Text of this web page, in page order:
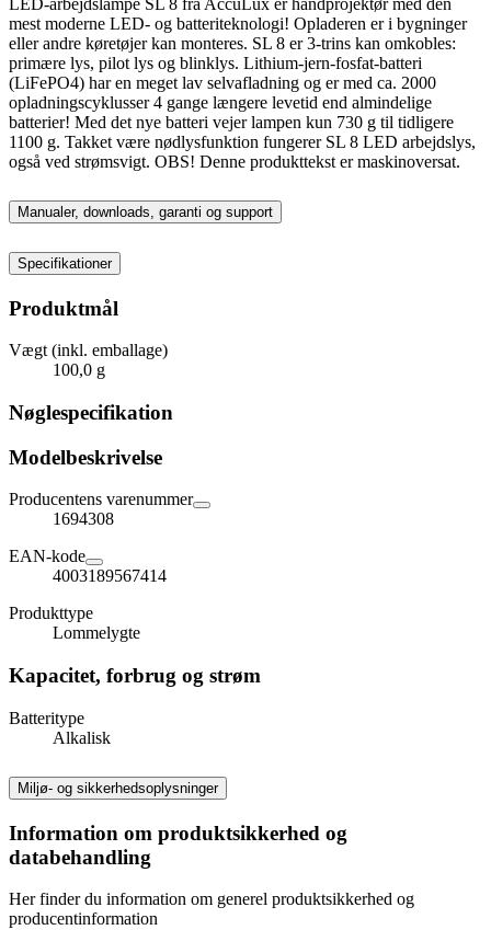
mest moderne LED- og batteriteknologi! Opladeren er i bygninger
eller andre køretøjer kan monteres. SL 8 er 3-trins kan omkobles:
primære lys, pilot lys og blinklys. Lithium-jern-fosfat-batteri
(LiFePO4) har en meget lav selvafladning og er med ca. 2000
opladningscyklusser 4 gange længere levetid end almindelige
batterier! Med det nye batteri vejer lampen kun 730 g til tidligere
1100 g. Takket være nødlysfunktion fungerer SL 8 LED arbejdslys,
også ved strømsvigt. OBS! Denne produkttekst er maskinoversat.
Manualer, downloads, garanti og support
Specifikationer
Produktmål
Vægt (inkl. emballage)
100,0 g
Nøglespecifikation
Modelbeskrivelse
Producentens varenummer
1694308
EAN-kode
4003189567414
Produkttype
Lommelygte
Kapacitet, forbrug og strøm
Batteritype
Alkalisk
Miljø- og sikkerhedsoplysninger
Information om produktsikkerhed og
databehandling
Her finder du information om generel produktsikkerhed og
producentinformation